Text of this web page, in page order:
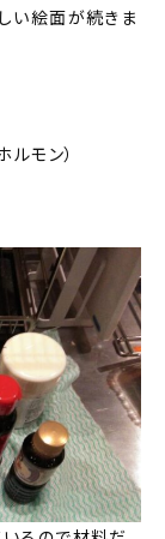
い絵面が続きま
モン）